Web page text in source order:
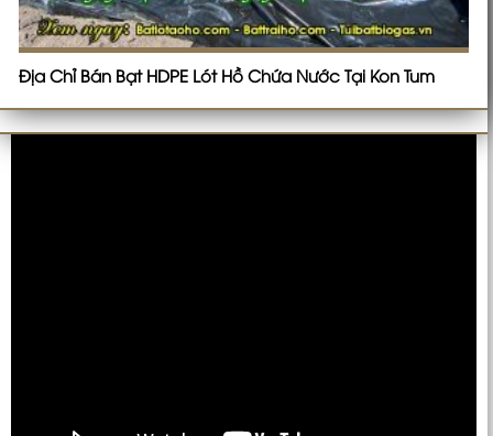
Địa Chỉ Bán Bạt HDPE Lót Hồ Chứa Nước Tại Kon Tum